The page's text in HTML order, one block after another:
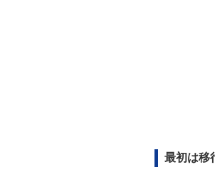
最初は移